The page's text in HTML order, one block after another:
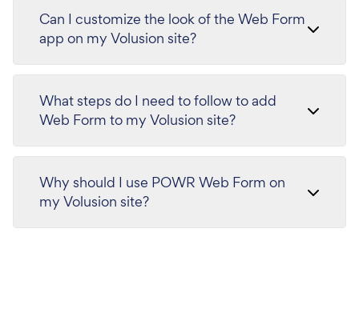
Can I customize the look of the Web Form
app on my Volusion site?
What steps do I need to follow to add
Web Form to my Volusion site?
Why should I use POWR Web Form on
my Volusion site?